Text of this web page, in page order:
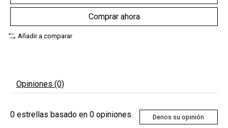
Comprar ahora
Añadir a comparar
Opiniones (0)
0 estrellas basado en 0 opiniones Denos su opinión